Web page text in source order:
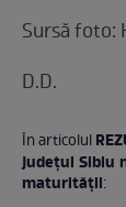
Sursă foto:
D.D.
În articolul
judeţul Sibiu
maturităţii: